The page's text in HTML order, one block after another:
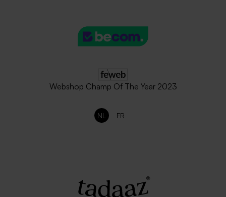
Webshop Champ Of The Year 2023
NL FR